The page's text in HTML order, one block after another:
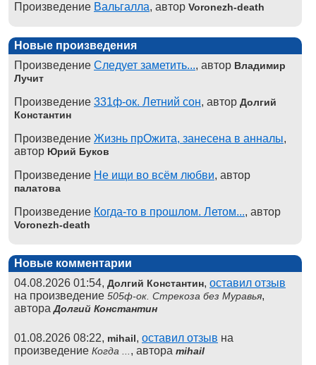
Произведение Вальгалла, автор Voronezh-death
Новые произведения
Произведение Следует заметить..., автор Владимир
Лучит
Произведение 331ф-ок. Летний сон, автор Долгий
Константин
Произведение Жизнь прОжита, занесена в анналы,
автор Юрий Буков
Произведение Не ищи во всём любви, автор
палатова
Произведение Когда-то в прошлом. Летом..., автор
Voronezh-death
Новые комментарии
04.08.2026 01:54, Долгий Константин, оставил отзыв
на произведение 505ф-ок. Стрекоза без Муравья,
автораДолгий Константин
01.08.2026 08:22, mihail, оставил отзыв на
произведение Когда ... , автора mihail